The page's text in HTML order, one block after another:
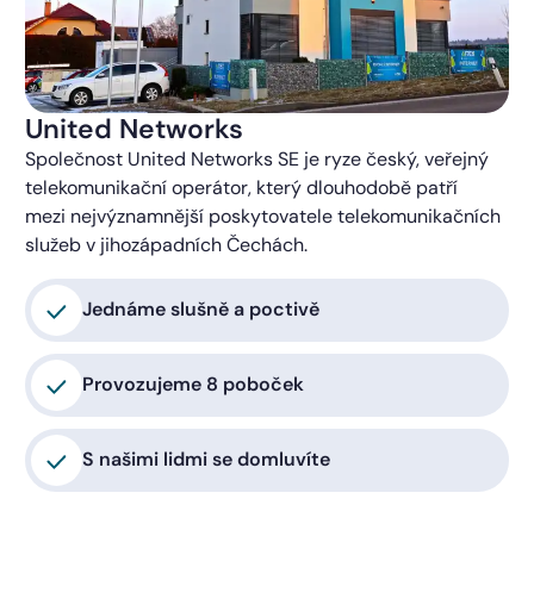
United Networks
Společnost United Networks SE je ryze český, veřejný
telekomunikační operátor, který dlouhodobě patří
mezi nejvýznamnější poskytovatele telekomunikačních
služeb v jihozápadních Čechách.
Jednáme slušně a poctivě
Provozujeme 8 poboček
S našimi lidmi se domluvíte